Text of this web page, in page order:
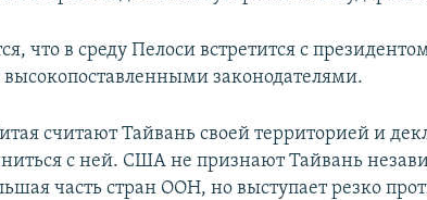
что в среду Пелоси встретится с
законодателями.
считают Тайвань своей территорией и
с ней. США не признают Тайвань
часть стран ООН, но выступает резко